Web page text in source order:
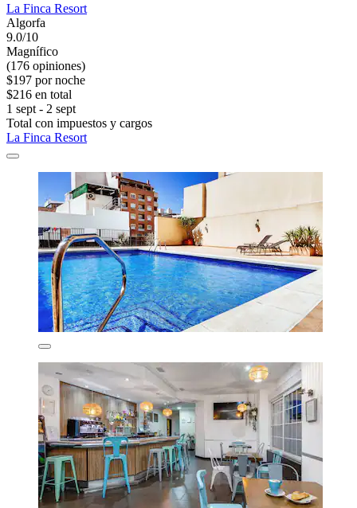
La Finca Resort
Algorfa
9.0/10
Magnífico
(176 opiniones)
$197 por noche
$216 en total
1 sept - 2 sept
Total con impuestos y cargos
La Finca Resort